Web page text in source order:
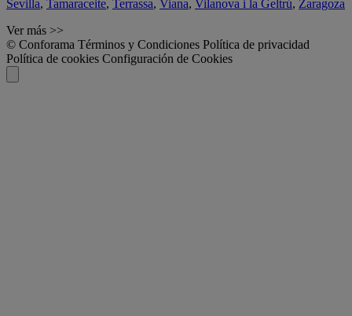
Sevilla, Tamaraceite, Terrassa, Viana, Vilanova i la Geltrú, Zaragoza
Ver más >>
© Conforama Términos y Condiciones Política de privacidad
Política de cookies Configuración de Cookies